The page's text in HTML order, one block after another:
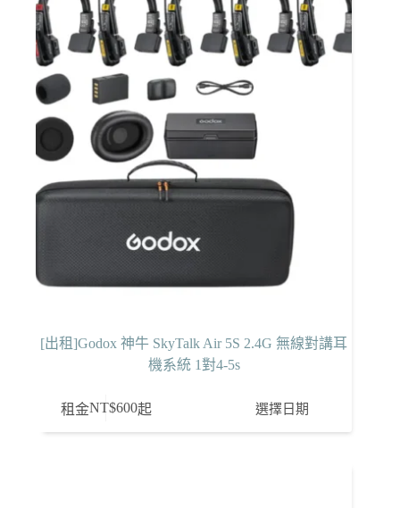
[出租]Godox 神牛 SkyTalk Air 5S 2.4G 無線對講耳
機系統 1對4-5s
租金NT$600起 選擇日期